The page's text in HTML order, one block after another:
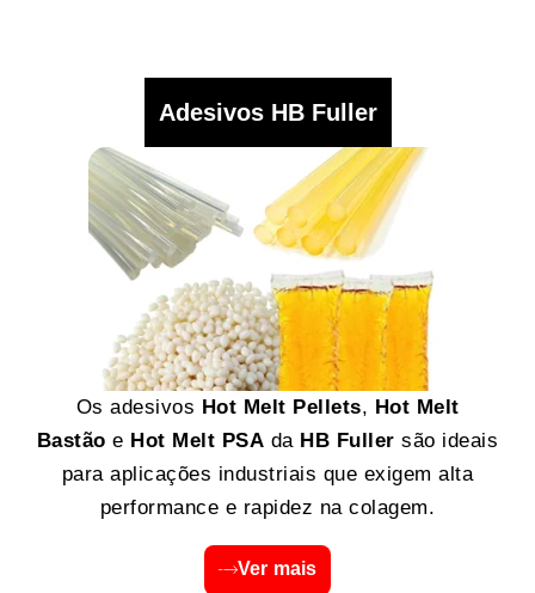
Adesivos HB Fuller
Os adesivos Hot Melt Pellets, Hot Melt
Bastão e Hot Melt PSA da HB Fuller são ideais
para aplicações industriais que exigem alta
performance e rapidez na colagem.
Ver mais